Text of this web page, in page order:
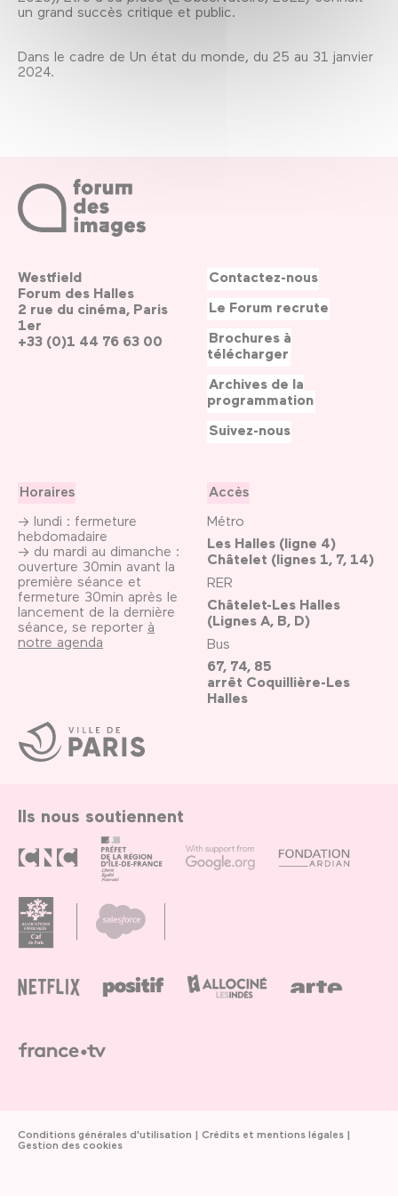
un grand succès critique et public.
Dans le cadre de Un état du monde, du 25 au 31 janvier
2024.
Ville
de
Paris
Westfield
Forum des Halles
2 rue du cinéma, Paris
1er
+33 (0)1 44 76 63 00
Horaires
→ lundi : fermeture
hebdomadaire
→ du mardi au dimanche :
ouverture 30min avant la
première séance et
fermeture 30min après le
lancement de la dernière
séance, se reporter à
notre agenda
Accès
Métro
Les Halles (ligne 4)
Châtelet (lignes 1, 7, 14)
RER
Châtelet-Les Halles
(Lignes A, B, D)
Bus
67, 74, 85
arrêt Coquillière-Les
Halles
Contactez-nous
Le Forum recrute
Brochures à
télécharger
Archives de la
programmation
Suivez-nous
Ils nous soutiennent
Conditions générales d'utilisation
Crédits et mentions légales
Gestion des cookies